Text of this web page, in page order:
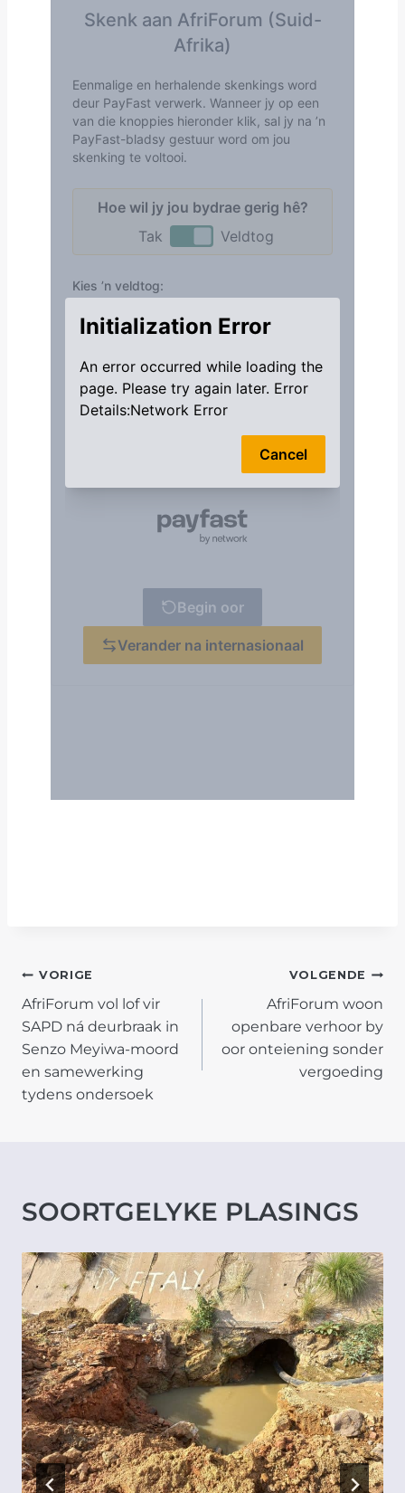
POST
NAVIGATION
VORIGE
AfriForum vol lof vir
SAPD ná deurbraak in
Senzo Meyiwa-moord
en samewerking
tydens ondersoek
VOLGENDE
AfriForum woon
openbare verhoor by
oor onteiening sonder
vergoeding
SOORTGELYKE PLASINGS